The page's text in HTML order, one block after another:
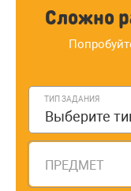
Сложно
ТИП ЗАДАНИЯ
Выберите
ПРЕДМЕТ